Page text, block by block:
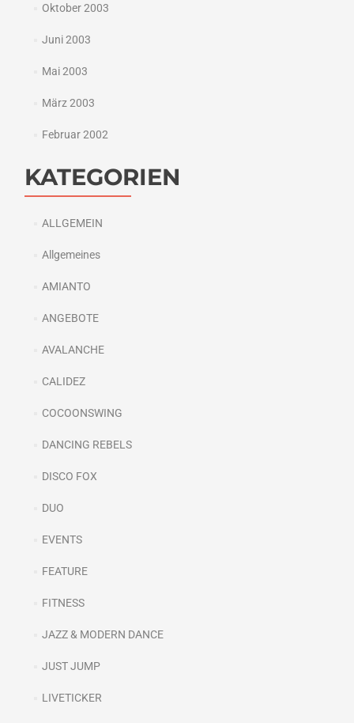
Oktober 2003
Juni 2003
Mai 2003
März 2003
Februar 2002
KATEGORIEN
ALLGEMEIN
Allgemeines
AMIANTO
ANGEBOTE
AVALANCHE
CALIDEZ
COCOONSWING
DANCING REBELS
DISCO FOX
DUO
EVENTS
FEATURE
FITNESS
JAZZ & MODERN DANCE
JUST JUMP
LIVETICKER